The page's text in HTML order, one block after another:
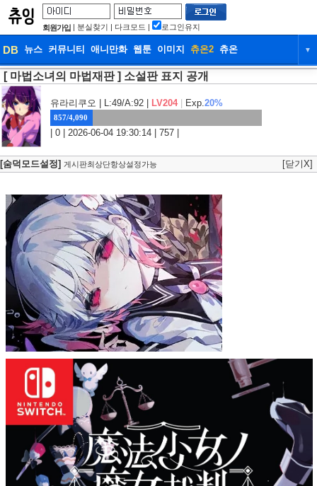
회원가입 | 분실찾기 | 다크모드 | 로그인유지
DB 뉴스 커뮤니티 애니만화 웹툰 이미지 츄온2 츄온 ▼
DB 뉴스 커뮤니티
웹툰 이미지 츄온2
[ 마법소녀의 마법재판 ] 소설판 표지 공개
유라리쿠오 | L:49/A:92 | LV204 Exp.20%
857/4,090
| 0 | 2026-06-04 19:30:14 | 757 |
[숨덕모드설정] 게시판최상단항상설정가능 [닫기X]